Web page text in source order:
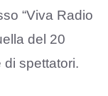
“Viva Radio
del 20
di spettatori.